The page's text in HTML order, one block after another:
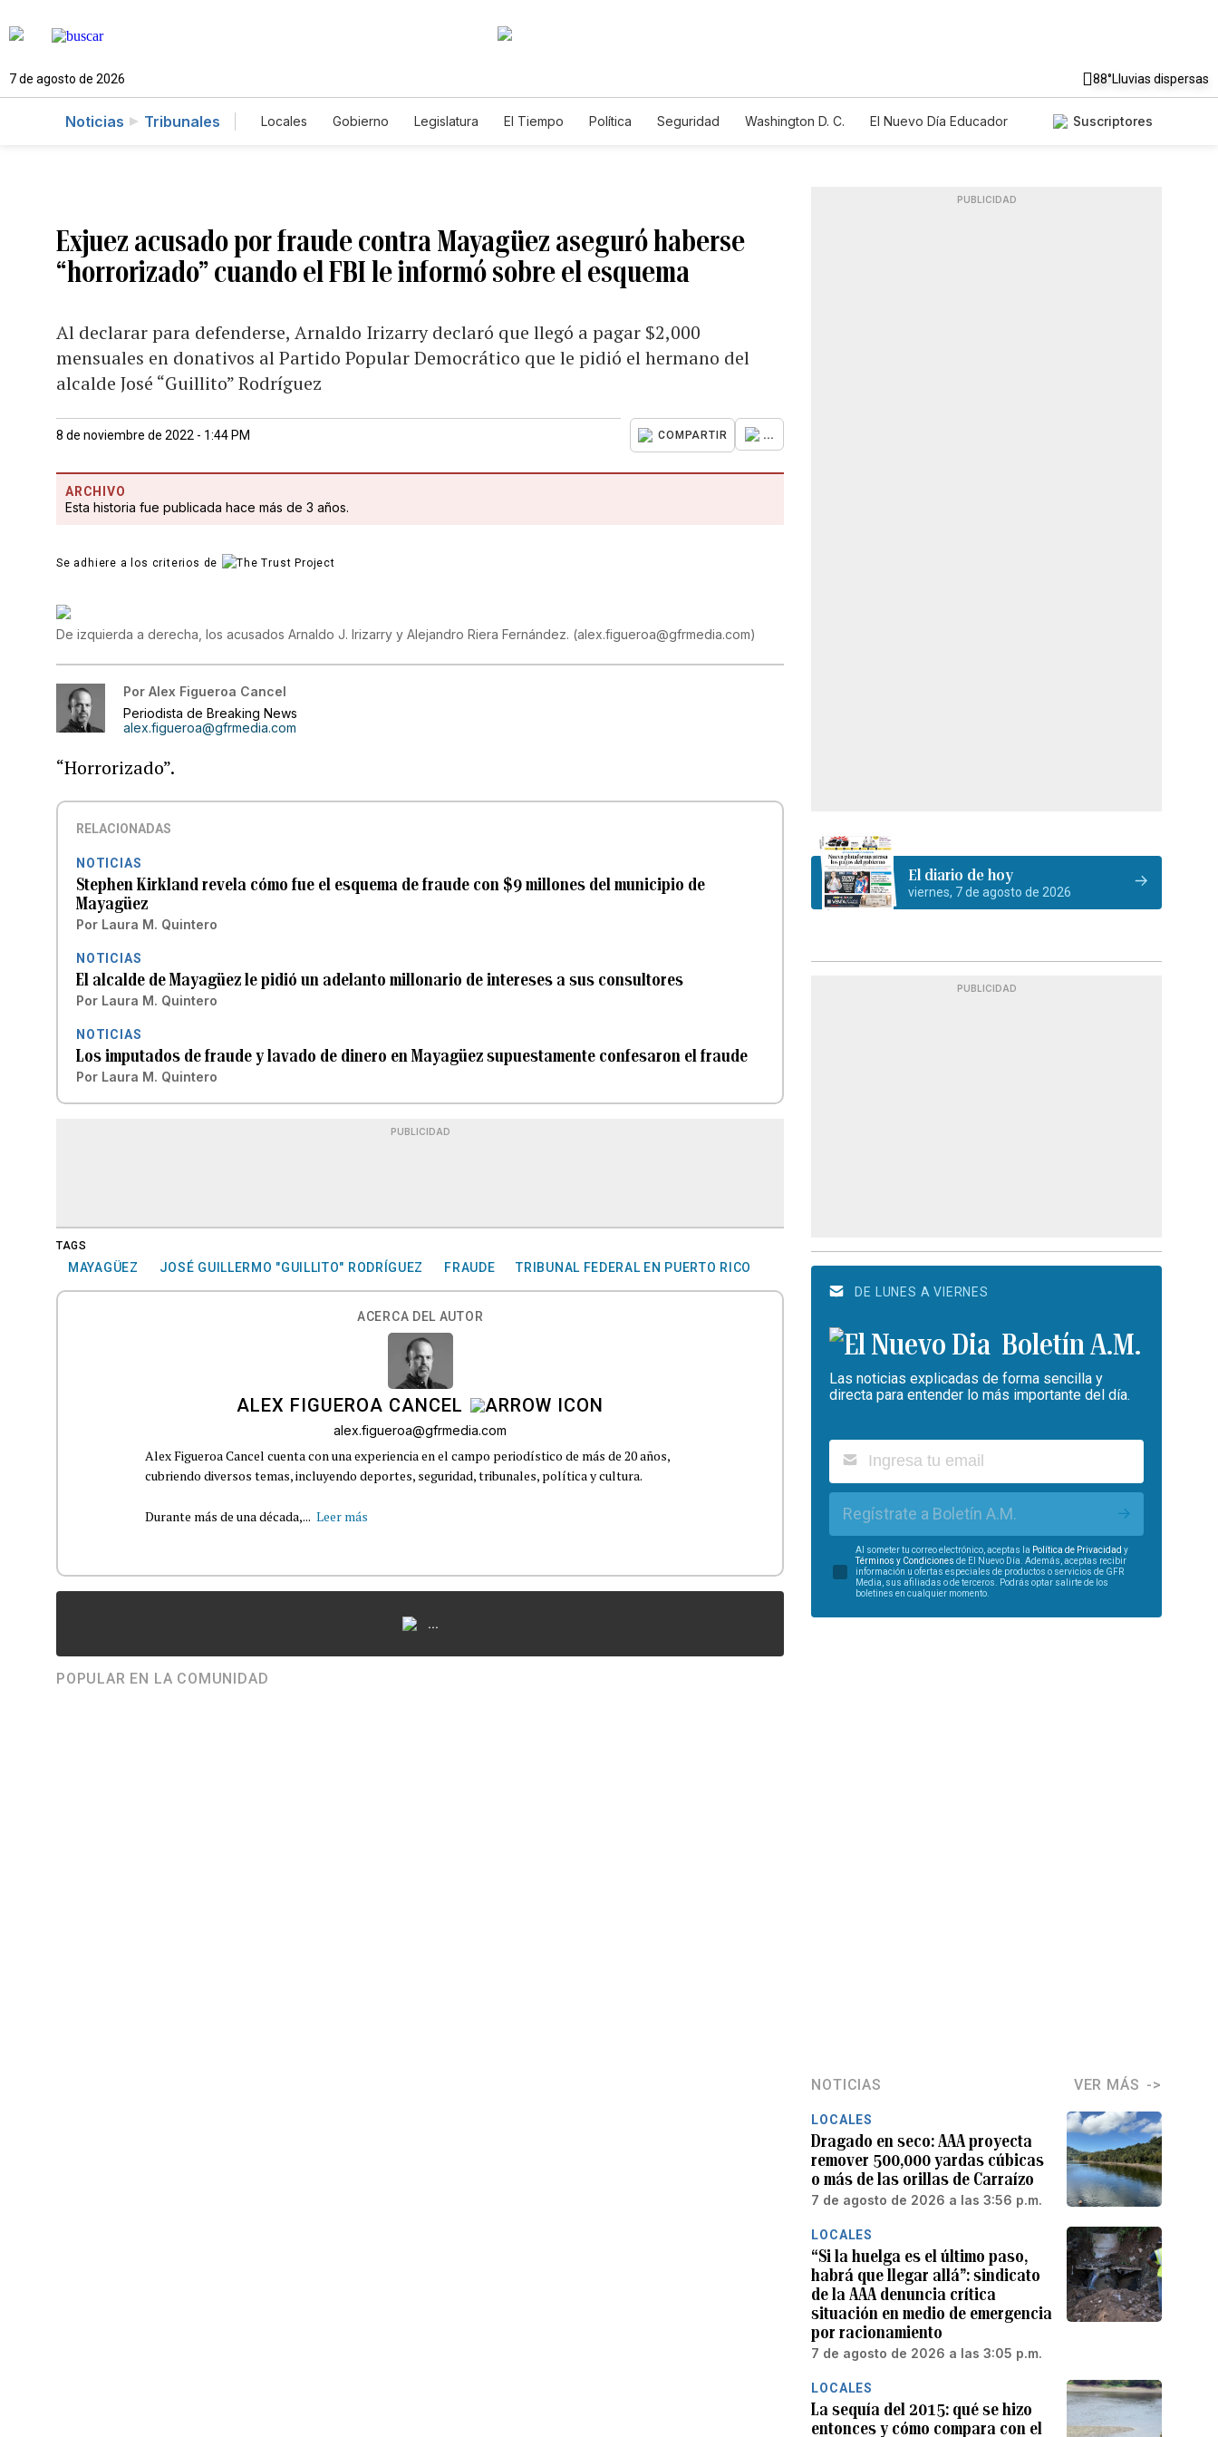
7 de agosto de 2026 88°Lluvias dispersas
Noticias Tribunales Locales Gobierno Legislatura El Tiempo Política Seguridad Washington D. C.
El Nuevo Día Educador
Suscriptores
Exjuez acusado por fraude contra Mayagüez aseguró haberse
“horrorizado” cuando el FBI le informó sobre el esquema
Al declarar para defenderse, Arnaldo Irizarry declaró que llegó a pagar $2,000
mensuales en donativos al Partido Popular Democrático que le pidió el hermano del
alcalde José “Guillito” Rodríguez
8 de noviembre de 2022 - 1:44 PM COMPARTIR ...
ARCHIVO
Esta historia fue publicada hace más de 3 años.
Se adhiere a los criterios de
De izquierda a derecha, los acusados Arnaldo J. Irizarry y Alejandro Riera Fernández. (alex.figueroa@gfrmedia.com)
Por Alex Figueroa Cancel
Periodista de Breaking News
alex.figueroa@gfrmedia.com
“Horrorizado”.
RELACIONADAS
NOTICIAS
Stephen Kirkland revela cómo fue el esquema de fraude con $9 millones del municipio de
Mayagüez
Por Laura M. Quintero
NOTICIAS
El alcalde de Mayagüez le pidió un adelanto millonario de intereses a sus consultores
Por Laura M. Quintero
NOTICIAS
Los imputados de fraude y lavado de dinero en Mayagüez supuestamente confesaron el fraude
Por Laura M. Quintero
PUBLICIDAD
TAGS
MAYAGÜEZ JOSÉ GUILLERMO "GUILLITO" RODRÍGUEZ FRAUDE TRIBUNAL FEDERAL EN PUERTO RICO
ACERCA DEL AUTOR
ALEX FIGUEROA CANCEL
alex.figueroa@gfrmedia.com
Alex Figueroa Cancel cuenta con una experiencia en el campo periodístico de más de 20 años,
cubriendo diversos temas, incluyendo deportes, seguridad, tribunales, política y cultura.
Durante más de una década,... Leer más
...
POPULAR EN LA COMUNIDAD
PUBLICIDAD
El diario de hoy
viernes, 7 de agosto de 2026
PUBLICIDAD
DE LUNES A VIERNES
Boletín A.M.
Las noticias explicadas de forma sencilla y
directa para entender lo más importante del día.
Regístrate a Boletín A.M.
Al someter tu correo electrónico, aceptas la Política de Privacidad y
Términos y Condiciones de El Nuevo Día. Además, aceptas recibir
información u ofertas especiales de productos o servicios de GFR
Media, sus afiliadas o de terceros. Podrás optar salirte de los
boletines en cualquier momento.
NOTICIAS VER MÁS
LOCALES
Dragado en seco: AAA proyecta
remover 500,000 yardas cúbicas
o más de las orillas de Carraízo
7 de agosto de 2026 a las 3:56 p.m.
LOCALES
“Si la huelga es el último paso,
habrá que llegar allá”: sindicato
de la AAA denuncia crítica
situación en medio de emergencia
por racionamiento
7 de agosto de 2026 a las 3:05 p.m.
LOCALES
La sequía del 2015: qué se hizo
entonces y cómo compara con el